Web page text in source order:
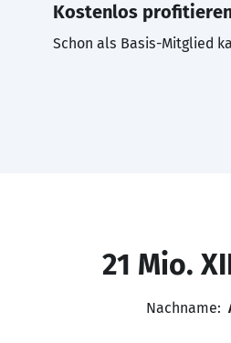
Kostenlos
Schon als Basis-Mitglied
21 Mio.
Nachname: